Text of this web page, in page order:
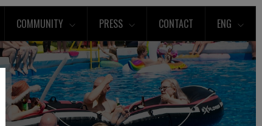
COMMUNITY PRESS CONTACT ENG